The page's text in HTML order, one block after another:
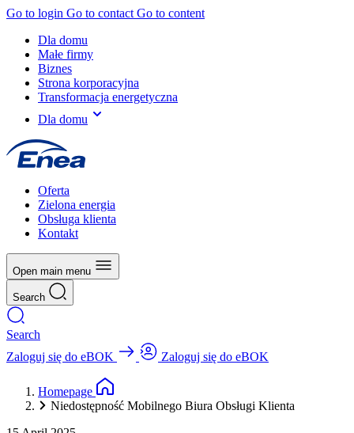
Go to login Go to contact Go to content
Dla domu
Małe firmy
Biznes
Strona korporacyjna
Transformacja energetyczna
Dla domu
Oferta
Zielona energia
Obsługa klienta
Kontakt
Open main menu
Search
Search
Zaloguj się do eBOK
Zaloguj się do eBOK
Homepage
Niedostępność Mobilnego Biura Obsługi Klienta